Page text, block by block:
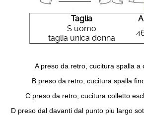
Taglia A
S uomo
taglia unica donna
A preso da retro, cucitura spalla a
B preso da retro, cucitura spalla
C preso da retro, cucitura colletto
D preso dal davanti dal punto piu largo